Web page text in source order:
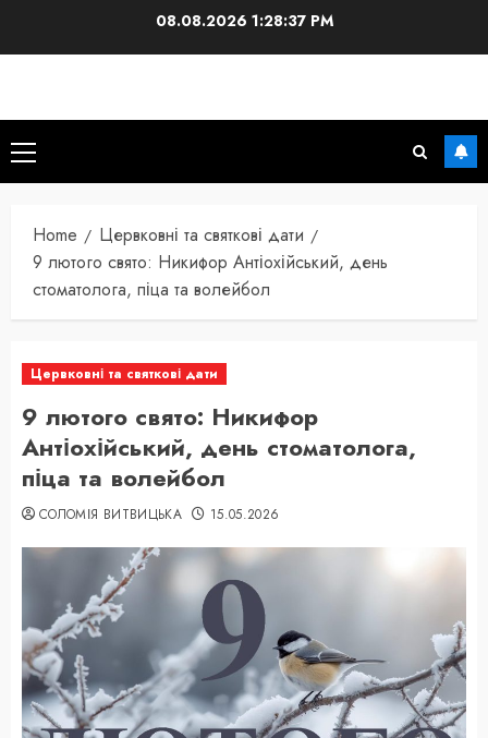
08.08.2026 1:28:38 PM
Primary
Menu
Home
Цервковні та святкові дати
9 лютого свято: Никифор Антіохійський, день
стоматолога, піца та волейбол
Цервковні та святкові дати
9 лютого свято: Никифор
Антіохійський, день стоматолога,
піца та волейбол
СОЛОМІЯ ВИТВИЦЬКА 15.05.2026